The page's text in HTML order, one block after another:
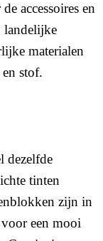
accessoires en
landelijke
materialen
stof.
dezelfde
tinten
zijn in
een mooi